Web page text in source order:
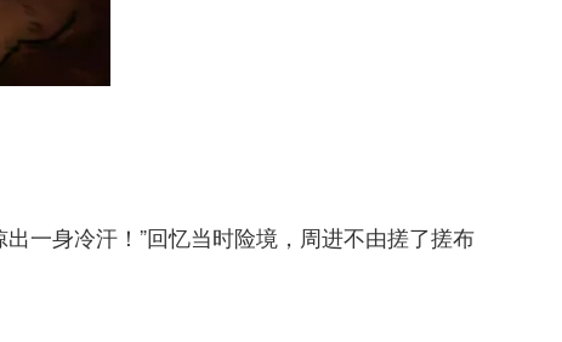
一身冷汗！”回忆当时险境，周进不由搓了搓布